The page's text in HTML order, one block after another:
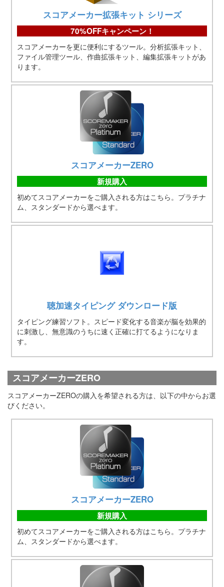
スコアメーカー拡張キット シリーズ
70%OFFキャンペーン！
スコアメーカーを更に便利にするツール。分析拡張キット、
ファイル管理ツール、作曲拡張キット、編集拡張キットがあ
ります。
スコアメーカーZERO
新規購入
初めてスコアメーカーをご購入される方はこちら。プラチナ
ム、スタンダードから選べます。
聴加速タイピング ダウンロード版
タイピング練習ソフト。スピード変化する音楽が脳を効果的
に刺激し、無意識のうちに速く正確に打てるようになりま
す。
スコアメーカーZERO
スコアメーカーZEROの購入を希望される方は、以下の中からお選
びください。
スコアメーカーZERO
新規購入
初めてスコアメーカーをご購入される方はこちら。プラチナ
ム、スタンダードから選べます。